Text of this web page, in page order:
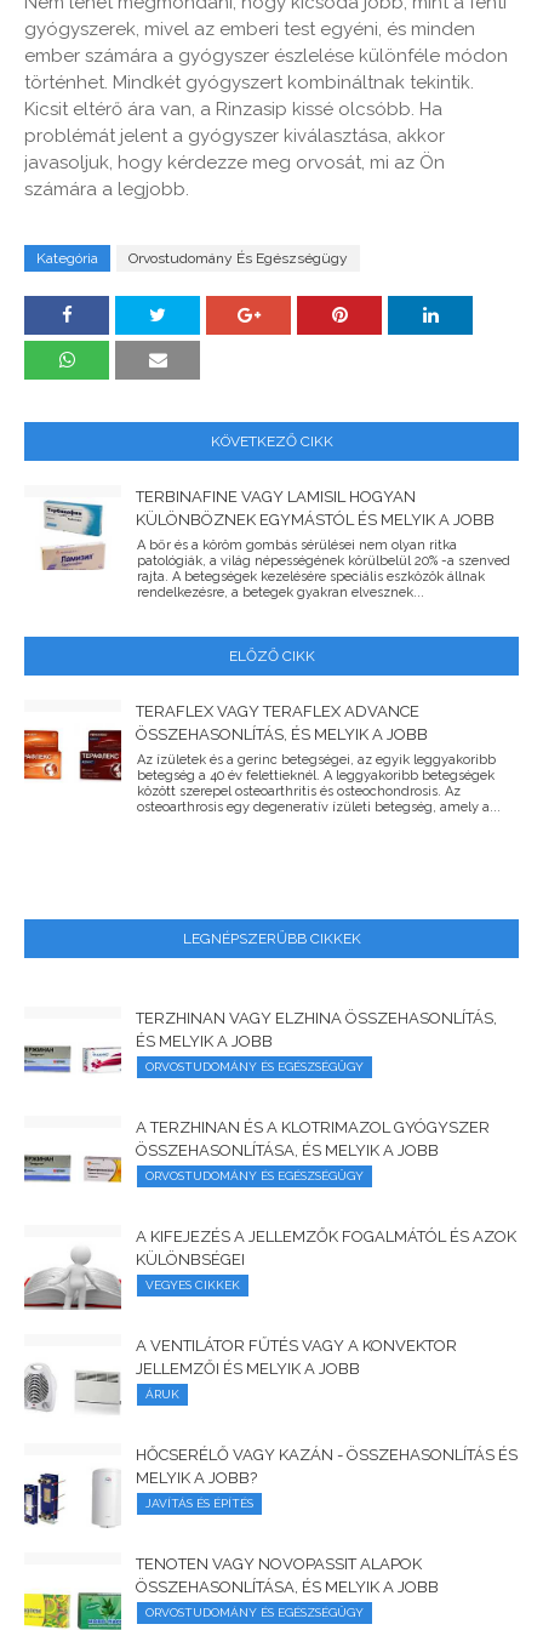
gyógyszerek, mivel az emberi test egyéni, és minden
ember számára a gyógyszer észlelése különféle módon
történhet. Mindkét gyógyszert kombináltnak tekintik.
Kicsit eltérő ára van, a Rinzasip kissé olcsóbb. Ha
problémát jelent a gyógyszer kiválasztása, akkor
javasoljuk, hogy kérdezze meg orvosát, mi az Ön
számára a legjobb.
Kategória Orvostudomány És Egészségügy
KÖVETKEZŐ CIKK
TERBINAFINE VAGY LAMISIL HOGYAN
KÜLÖNBÖZNEK EGYMÁSTÓL ÉS MELYIK A JOBB
A bőr és a köröm gombás sérülései nem olyan ritka
patológiák, a világ népességének körülbelül 20% -a szenved
rajta. A betegségek kezelésére speciális eszközök állnak
rendelkezésre, a betegek gyakran elvesznek...
ELŐZŐ CIKK
TERAFLEX VAGY TERAFLEX ADVANCE
ÖSSZEHASONLÍTÁS, ÉS MELYIK A JOBB
Az ízületek és a gerinc betegségei, az egyik leggyakoribb
betegség a 40 év felettieknél. A leggyakoribb betegségek
között szerepel osteoarthritis és osteochondrosis. Az
osteoarthrosis egy degeneratív ízületi betegség, amely a...
LEGNÉPSZERŰBB CIKKEK
TERZHINAN VAGY ELZHINA ÖSSZEHASONLÍTÁS,
ÉS MELYIK A JOBB
ORVOSTUDOMÁNY ÉS EGÉSZSÉGÜGY
A TERZHINAN ÉS A KLOTRIMAZOL GYÓGYSZER
ÖSSZEHASONLÍTÁSA, ÉS MELYIK A JOBB
ORVOSTUDOMÁNY ÉS EGÉSZSÉGÜGY
A KIFEJEZÉS A JELLEMZŐK FOGALMÁTÓL ÉS AZOK
KÜLÖNBSÉGEI
VEGYES CIKKEK
A VENTILÁTOR FŰTÉS VAGY A KONVEKTOR
JELLEMZŐI ÉS MELYIK A JOBB
ÁRUK
HŐCSERÉLŐ VAGY KAZÁN - ÖSSZEHASONLÍTÁS ÉS
MELYIK A JOBB?
JAVÍTÁS ÉS ÉPÍTÉS
TENOTEN VAGY NOVOPASSIT ALAPOK
ÖSSZEHASONLÍTÁSA, ÉS MELYIK A JOBB
ORVOSTUDOMÁNY ÉS EGÉSZSÉGÜGY